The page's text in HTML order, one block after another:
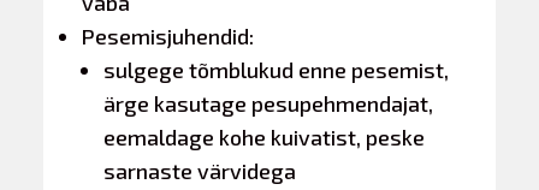
Pesemisjuhendid:
sulgege tõmblukud enne pesemist,
ärge kasutage pesupehmendajat,
eemaldage kohe kuivatist, peske
sarnaste värvidega